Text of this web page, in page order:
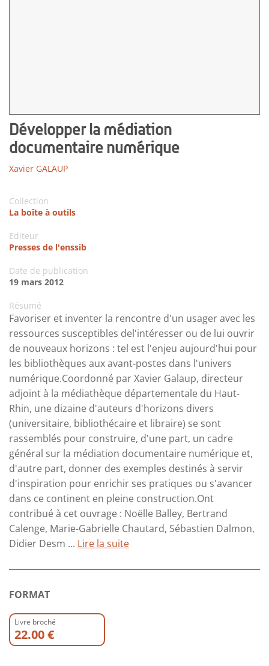
Développer la médiation
documentaire numérique
Xavier GALAUP
Collection
La boîte à outils
Editeur
Presses de l'enssib
Date de publication
19 mars 2012
Résumé
Favoriser et inventer la rencontre d'un usager avec les
ressources susceptibles del'intéresser ou de lui ouvrir
de nouveaux horizons : tel est l'enjeu aujourd'hui pour
les bibliothèques aux avant-postes dans l'univers
numérique.Coordonné par Xavier Galaup, directeur
adjoint à la médiathèque départementale du Haut-
Rhin, une dizaine d'auteurs d'horizons divers
(universitaire, bibliothécaire et libraire) se sont
rassemblés pour construire, d'une part, un cadre
général sur la médiation documentaire numérique et,
d'autre part, donner des exemples destinés à servir
d'inspiration pour enrichir ses pratiques ou s'avancer
dans ce continent en pleine construction.Ont
contribué à cet ouvrage : Noëlle Balley, Bertrand
Calenge, Marie-Gabrielle Chautard, Sébastien Dalmon,
Didier Desm ... Lire la suite
FORMAT
Livre broché
22.00 €